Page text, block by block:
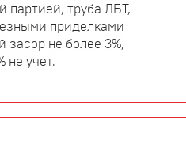
партией, труба ЛБТ,
приделками
засор не более 3%,
не учет.